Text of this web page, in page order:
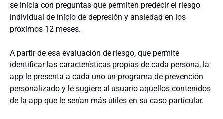
se inicia con preguntas que permiten predecir el riesgo
individual de inicio de depresión y ansiedad en los
próximos 12 meses.
A partir de esa evaluación de riesgo, que permite
identificar las características propias de cada persona, la
app le presenta a cada uno un programa de prevención
personalizado y le sugiere al usuario aquellos contenidos
de la app que le serían más útiles en su caso particular.